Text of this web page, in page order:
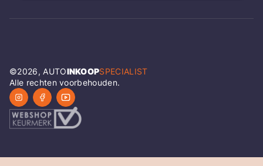
©2026, AUTOINKOOPSPECIALIST
Alle rechten voorbehouden.